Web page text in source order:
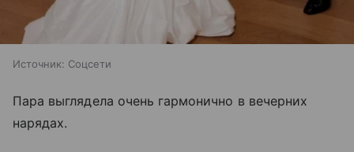
Источник: Соцсети
Пара выглядела очень гармонично в вечерних
нарядах.